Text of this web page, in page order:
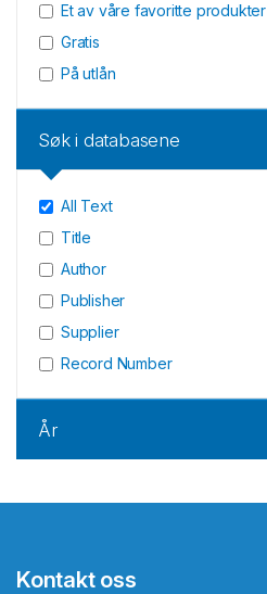
Et av våre favoritte produkter
Gratis
På utlån
Søk i databasene
All Text
Title
Author
Publisher
Supplier
Record Number
År
Kontakt oss